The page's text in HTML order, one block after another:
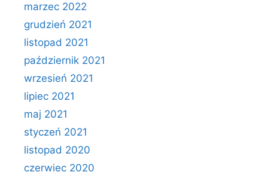
marzec 2022
grudzień 2021
listopad 2021
październik 2021
wrzesień 2021
lipiec 2021
maj 2021
styczeń 2021
listopad 2020
czerwiec 2020